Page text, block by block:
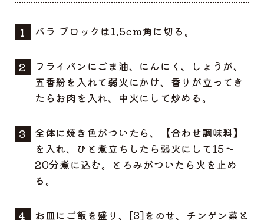
バラ ブロックは1.5cm角に切る。
フライパンにごま油、にんにく、しょうが、
五香紛を入れて弱火にかけ、香りが立ってき
たらお肉を入れ、中火にして炒める。
全体に焼き色がついたら、【合わせ調味料】
を入れ、ひと煮立ちしたら弱火にして15〜
20分煮に込む。とろみがついたら火を止め
る。
お皿にご飯を盛り、[3]をのせ、チンゲン菜と